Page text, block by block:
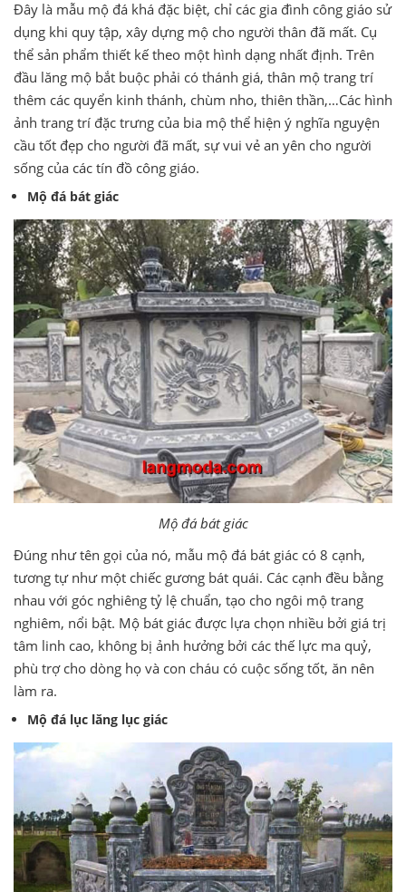
Đây là mẫu mộ đá khá đặc biệt, chỉ các gia đình công giáo sử
dụng khi quy tập, xây dựng mộ cho người thân đã mất. Cụ
thể sản phẩm thiết kế theo một hình dạng nhất định. Trên
đầu lăng mộ bắt buộc phải có thánh giá, thân mộ trang trí
thêm các quyển kinh thánh, chùm nho, thiên thần,…Các hình
ảnh trang trí đặc trưng của bia mộ thể hiện ý nghĩa nguyện
cầu tốt đẹp cho người đã mất, sự vui vẻ an yên cho người
sống của các tín đồ công giáo.
Mộ đá bát giác
Mộ đá bát giác
Đúng như tên gọi của nó, mẫu mộ đá bát giác có 8 cạnh,
tương tự như một chiếc gương bát quái. Các cạnh đều bằng
nhau với góc nghiêng tỷ lệ chuẩn, tạo cho ngôi mộ trang
nghiêm, nổi bật. Mộ bát giác được lựa chọn nhiều bởi giá trị
tâm linh cao, không bị ảnh hưởng bởi các thế lực ma quỷ,
phù trợ cho dòng họ và con cháu có cuộc sống tốt, ăn nên
làm ra.
Mộ đá lục lăng lục giác